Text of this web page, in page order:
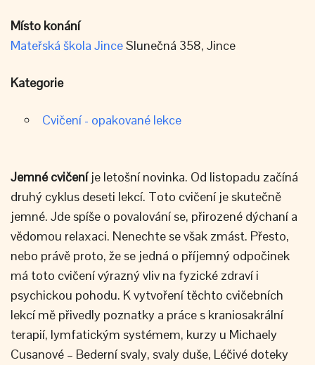
Místo konání
Mateřská škola JinceSlunečná 358, Jince
Kategorie
Cvičení - opakované lekce
Jemné cvičeníje letošní novinka. Od listopadu začíná
druhý cyklus deseti lekcí. Toto cvičení je skutečně
jemné. Jde spíše o povalování se, přirozené dýchaní a
vědomou relaxaci. Nenechte se však zmást. Přesto,
nebo právě proto, že se jedná o příjemný odpočinek
má toto cvičení výrazný vliv na fyzické zdraví i
psychickou pohodu. K vytvoření těchto cvičebních
lekcí mě přivedly poznatky a práce s kraniosakrální
terapií, lymfatickým systémem, kurzy u Michaely
Cusanové – Bederní svaly, svaly duše, Léčivé doteky